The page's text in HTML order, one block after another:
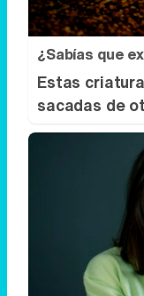
¿Sabías que
Estas
sacadas de